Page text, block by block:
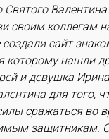
своим коллегам
сайт
которому нашли
и девушка
для того,
сражаться во
защитникам.